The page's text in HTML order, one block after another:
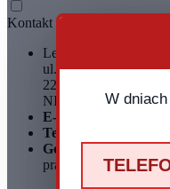
W dniach
Kontakt
Leadpol Sp. z o. o.
ul. Okszowska 41
22-100 Chełm
NIP: 899 275 16 00
E-mail:
Telefon
Godziny działania
pracy: pn - pt 8:00 -